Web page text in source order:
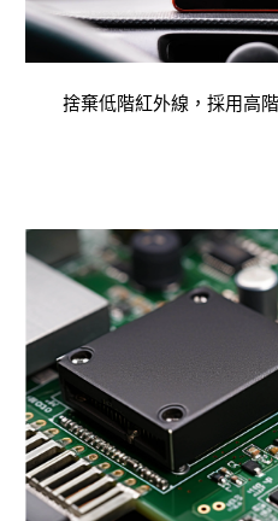
捨棄低階紅外線，採用高階